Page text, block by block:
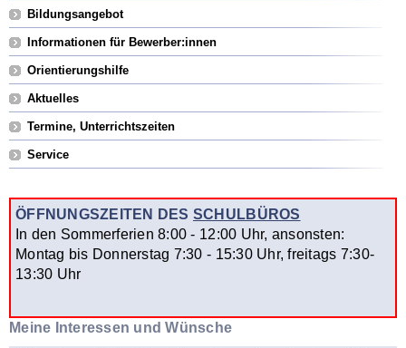
Bildungsangebot
Informationen für Bewerber:innen
Orientierungshilfe
Aktuelles
Termine, Unterrichtszeiten
Service
ÖFFNUNGSZEITEN DES SCHULBÜROS
In den Sommerferien 8:00 - 12:00 Uhr, ansonsten:
Montag bis Donnerstag 7:30 - 15:30 Uhr, freitags 7:30-
13:30 Uhr
Meine Interessen und Wünsche